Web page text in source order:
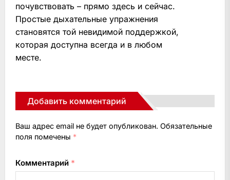
почувствовать – прямо здесь и сейчас.
Простые дыхательные упражнения
становятся той невидимой поддержкой,
которая доступна всегда и в любом
месте.
Добавить комментарий
Ваш адрес email не будет опубликован. Обязательные
поля помечены *
Комментарий *